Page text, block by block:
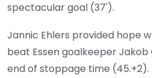
spectacular goal (37').
Jannic Ehlers provided hope
beat Essen goalkeeper
end of stoppage time